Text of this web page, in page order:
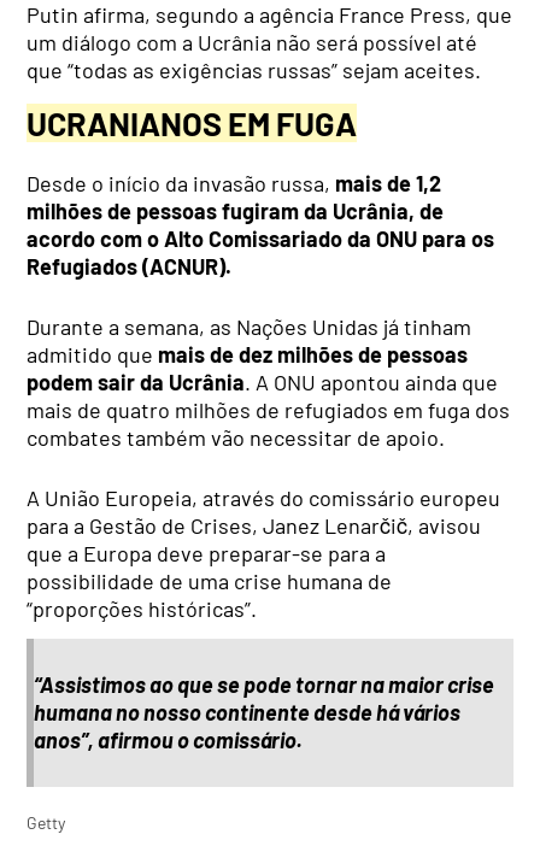
Putin afirma, segundo a agência France Press, que
um diálogo com a Ucrânia não será possível até
que “todas as exigências russas” sejam aceites.
UCRANIANOS EM FUGA
Desde o início da invasão russa, mais de 1,2
milhões de pessoas fugiram da Ucrânia, de
acordo com o Alto Comissariado da ONU para os
Refugiados (ACNUR).
Durante a semana, as Nações Unidas já tinham
admitido que mais de dez milhões de pessoas
podem sair da Ucrânia. A ONU apontou ainda que
mais de quatro milhões de refugiados em fuga dos
combates também vão necessitar de apoio.
A União Europeia, através do comissário europeu
para a Gestão de Crises, Janez Lenarčič, avisou
que a Europa deve preparar-se para a
possibilidade de uma crise humana de
“proporções históricas”.
“Assistimos ao que se pode tornar na maior crise
humana no nosso continente desde há vários
anos”, afirmou o comissário.
Getty